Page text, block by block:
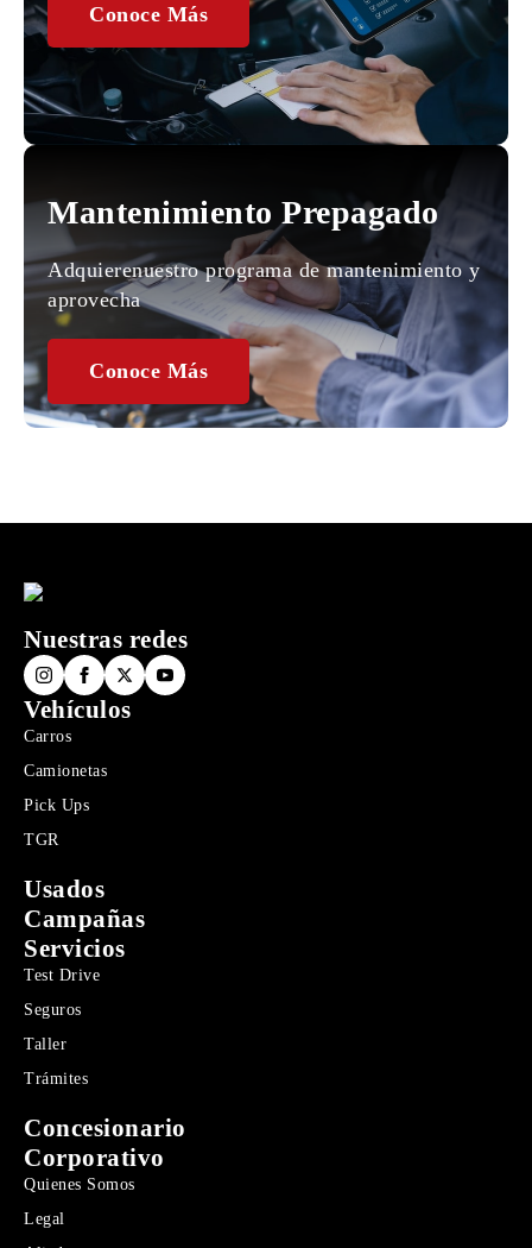
Conoce Más
Mantenimiento Prepagado
Adquierenuestro programa de mantenimiento y
aprovecha
Conoce Más
Nuestras redes
Vehículos
Carros
Camionetas
Pick Ups
TGR
Usados
Campañas
Servicios
Test Drive
Seguros
Taller
Trámites
Concesionario
Corporativo
Quienes Somos
Legal